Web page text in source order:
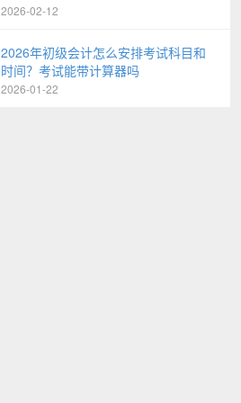
2026-02-12
2026年初级会计怎么安排考试科目和
时间？考试能带计算器吗
2026-01-22